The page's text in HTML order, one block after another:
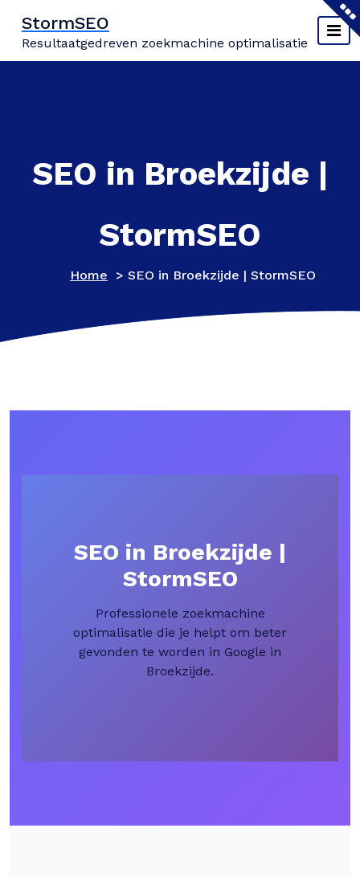
inhoud
springen
StormSEO
Resultaatgedreven zoekmachine optimalisatie
SEO in Broekzijde |
StormSEO
Home > SEO in Broekzijde | StormSEO
SEO in Broekzijde |
StormSEO
Professionele zoekmachine
optimalisatie die je helpt om beter
gevonden te worden in Google in
Broekzijde.